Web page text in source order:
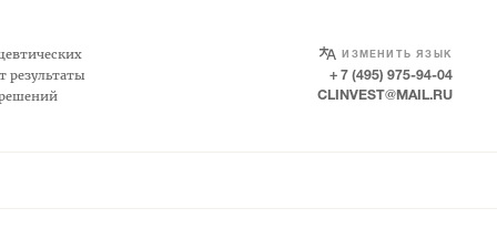
результаты
ИЗМЕНИТЬ ЯЗЫК
SELECT LANGUAGE
+ 7 (495) 975-94-04
CLINVEST@MAIL.RU